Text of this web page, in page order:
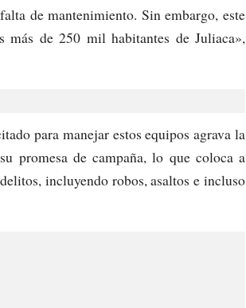
de mantenimiento. Sin embargo, este
más de 250 mil habitantes de Juliaca»,
para manejar estos equipos agrava la
promesa de campaña, lo que coloca a
incluyendo robos, asaltos e incluso